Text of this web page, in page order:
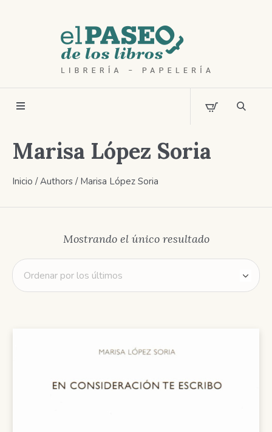
Marisa López Soria
Inicio / Authors / Marisa López Soria
Mostrando el único resultado